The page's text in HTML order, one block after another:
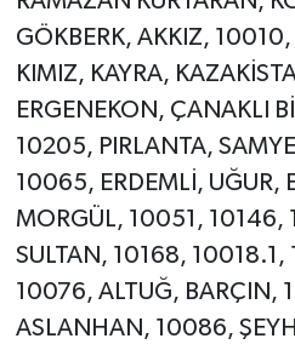
GÖKBERK, AKKIZ,
KIMIZ, KAYRA,
ERGENEKON, ÇANAKLI
10205, PIRLANTA,
10065, ERDEMLİ, UĞUR,
MORGÜL, 10051, 10146,
SULTAN, 10168, 10018.1,
10076, ALTUĞ, BARÇIN,
ASLANHAN, 10086,